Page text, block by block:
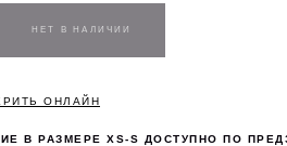
ОНЛАЙН
В РАЗМЕРЕ XS-S ДОСТУПНО ПО